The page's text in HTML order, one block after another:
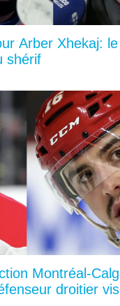
Arber Xhekaj:
shérif
Montréal-
droitier